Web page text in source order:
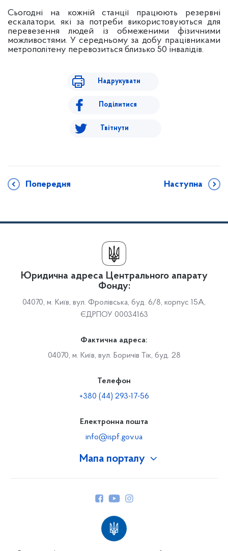
Сьогодні на кожній станції працюють резервні
ескалатори, які за потреби використовуються для
перевезення людей із обмеженими фізичними
можливостями. У середньому за добу працівниками
метрополітену перевозиться близько 50 інвалідів.
Надрукувати
Поділитися
Твітнути
Попередня Наступна
Мапа порталу
Юридична адреса Центрального апарату
Фонду:
04070, м. Київ, вул. Фролівська, буд. 6/8, корпус 15А,
ЄДРПОУ 00034163
Фактична адреса:
04070, м. Київ, вул. Боричів Тік, буд. 28
Телефон
+380 (44) 293-17-56
Електронна пошта
info@ispf.gov.ua